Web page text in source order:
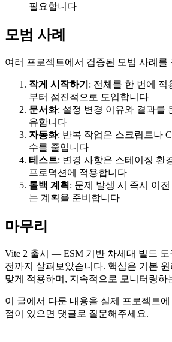
필요합니다
모범 사례
여러 프로젝트에서 검증된 모범 사례를
작게 시작하기 : 전체를 한 번에 적
부터 점진적으로 도입합니다
문서화: 설정 변경 이유와 결과를
유합니다
자동화: 반복 작업은 스크립트나
수를 줄입니다
테스트: 변경 사항은 스테이징 환
프로덕션에 적용합니다
롤백 계획 : 문제 발생 시 즉시 이
는 계획을 준비합니다
마무리
Vite 2 출시 — ESM 기반 차세대 빌드
전까지 살펴보았습니다. 핵심은 기본
맞게 적용하며, 지속적으로 모니터링하
이 글에서 다룬 내용을 실제 프로젝트
점이 있으면 댓글로 질문해주세요.